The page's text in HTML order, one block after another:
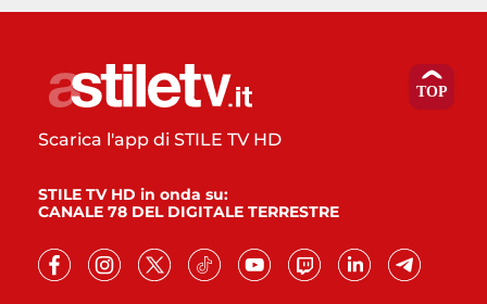
Scarica l'app di STILE TV HD
STILE TV HD in onda su:
CANALE 78 DEL DIGITALE TERRESTRE